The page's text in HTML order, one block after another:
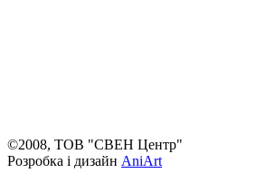
©2008, ТОВ "СВЕН Центр"
Розробка і дизайн AniArt